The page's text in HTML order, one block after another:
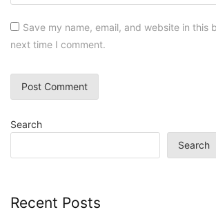
Save my name, email, and website in this
next time I comment.
Search
Search
Recent Posts